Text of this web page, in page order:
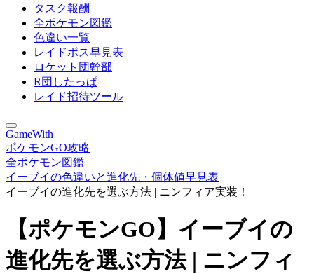
タスク報酬
全ポケモン図鑑
色違い一覧
レイドボス早見表
ロケット団幹部
R団したっぱ
レイド招待ツール
GameWith
ポケモンGO攻略
全ポケモン図鑑
イーブイの色違いと進化先・個体値早見表
イーブイの進化先を選ぶ方法 | ニンフィア実装！
【ポケモンGO】イーブイの
進化先を選ぶ方法 | ニンフィ